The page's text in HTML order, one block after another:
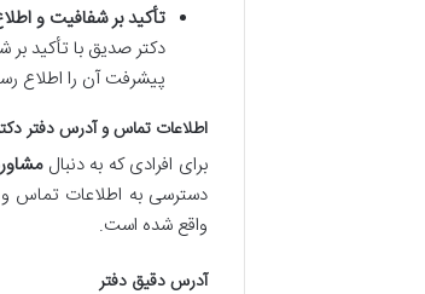
تأکید بر شفافیت و
دکتر صدیق با تأکید
پیشرفت آن را اطلاع
اطلاعات تماس و آدرس دفتر
برای افرادی که به دنبال
دسترسی به اطلاعات تماس و
واقع شده است.
آدرس دقیق دفتر